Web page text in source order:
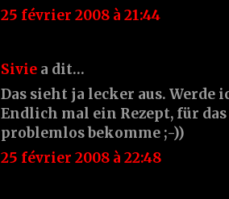
25 février 2008 à 21:44
Sivie a dit…
Das sieht ja lecker aus. Werde
Endlich mal ein Rezept, für
problemlos bekomme ;-))
25 février 2008 à 22:48